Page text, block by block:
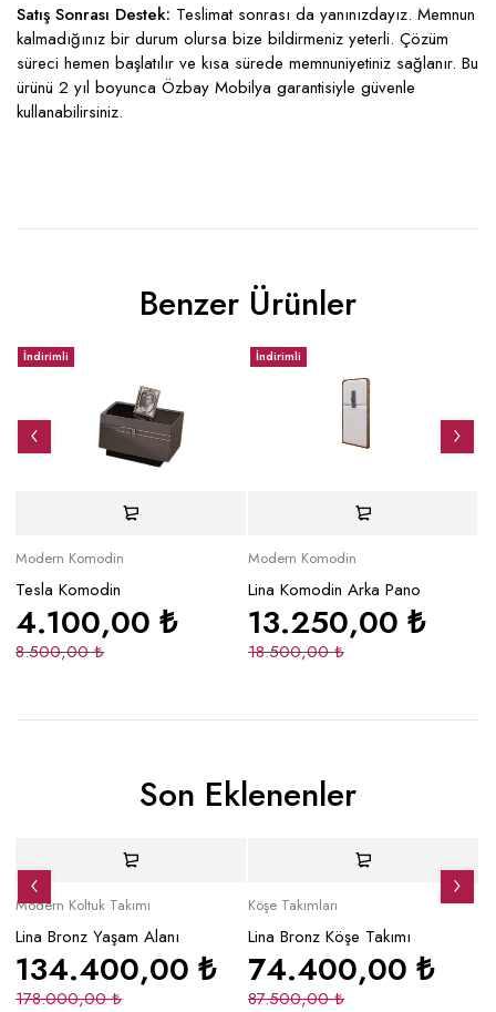
Satış Sonrası Destek: Teslimat sonrası da yanınızdayız. Memnun
kalmadığınız bir durum olursa bize bildirmeniz yeterli. Çözüm
süreci hemen başlatılır ve kısa sürede memnuniyetiniz sağlanır. Bu
ürünü 2 yıl boyunca Özbay Mobilya garantisiyle güvenle
kullanabilirsiniz.
Benzer Ürünler
İndirimli
Modern Komodin
Tesla Komodin
8.500,00₺
4.100,00₺
İndirimli
Modern Komodin
Lina Komodin Arka Pano
18.500,00₺
13.250,00 ₺
Son Eklenenler
Modern Koltuk Takımı
Lina Bronz Yaşam Alanı
178.000,00₺
134.400,00₺
Köşe Takımları
Lina Bronz Köşe Takımı
87.500,00₺
74.400,00₺